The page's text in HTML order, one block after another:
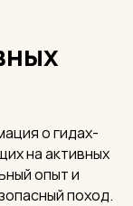
о гидах-
на активных
опыт и
поход.